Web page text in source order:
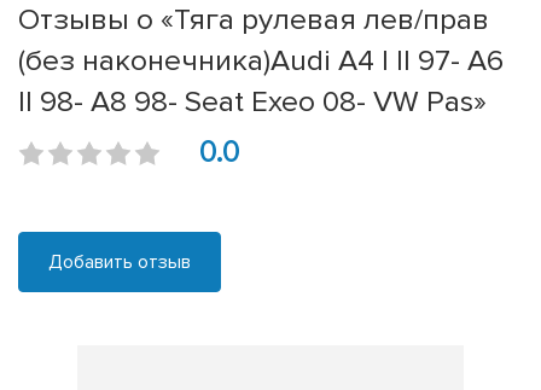
Отзывы о «Тяга рулевая лев/прав
(без наконечника)Audi A4 I II 97- A6
II 98- A8 98- Seat Exeo 08- VW Pas»
0.0
Добавить отзыв